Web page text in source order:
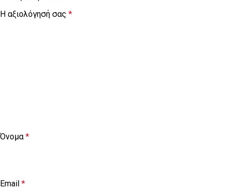
Η αξιολόγησή σας *
Όνομα*
Email *